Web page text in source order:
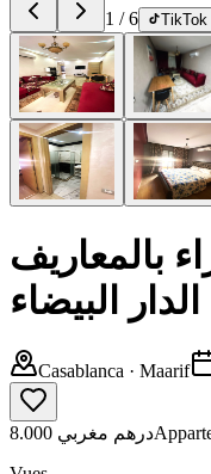
1 /6 TikTok
بالمعاريف
الدار البيضاء
Casablanca · Maarif
8.000 درهم مغربي